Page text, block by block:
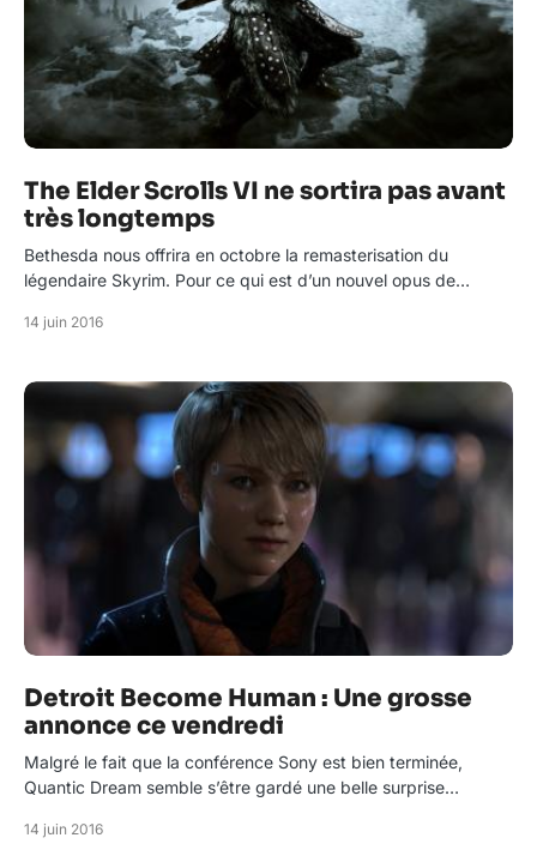
The Elder Scrolls VI ne sortira pas avant
très longtemps
Bethesda nous offrira en octobre la remasterisation du
légendaire Skyrim. Pour ce qui est d’un nouvel opus de…
14 juin 2016
Detroit Become Human : Une grosse
annonce ce vendredi
Malgré le fait que la conférence Sony est bien terminée,
Quantic Dream semble s’être gardé une belle surprise…
14 juin 2016